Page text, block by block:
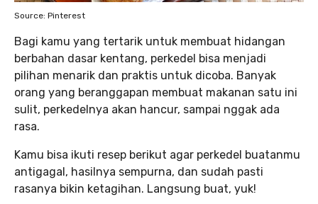
Source: Pinterest
Bagi kamu yang tertarik untuk membuat hidangan
berbahan dasar kentang, perkedel bisa menjadi
pilihan menarik dan praktis untuk dicoba. Banyak
orang yang beranggapan membuat makanan satu ini
sulit, perkedelnya akan hancur, sampai nggak ada
rasa.
Kamu bisa ikuti resep berikut agar perkedel buatanmu
antigagal, hasilnya sempurna, dan sudah pasti
rasanya bikin ketagihan. Langsung buat, yuk!